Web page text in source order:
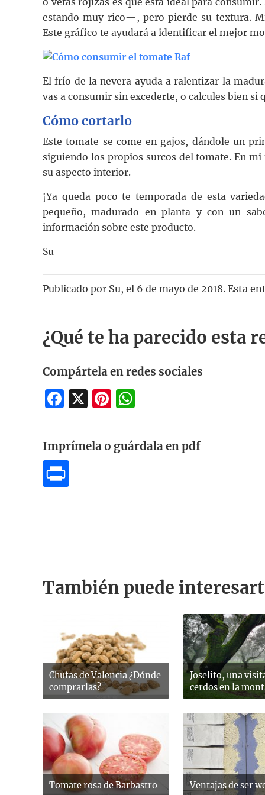
estando muy rico—, pero pierde su textura.
Este gráfico te ayudará a identificar el mejor
El frío de la nevera ayuda a ralentizar la
vas a consumir sin excederte, o calcules bien si
Cómo cortarlo
Este tomate se come en gajos, dándole un
siguiendo los propios surcos del tomate. En
su aspecto interior.
¡Ya queda poco te temporada de esta
pequeño, madurado en planta y con un
información sobre este producto.
Su
Publicado por Su, el 6 de mayo de 2018. Esta
¿Qué te ha parecido esta
Compártela en redes sociales
Facebook
X Pinterest
Imprímela o guárdala en pdf
También puede
Chufas de Valencia ¿Dónde
comprarlas?
Joselito, una
cerdos en la
Tomate rosa de Barbastro Ventajas de ser